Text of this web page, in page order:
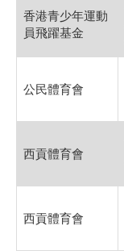
香港青少年運動
員飛躍基金
公民體育會
西貢體育會
西貢體育會